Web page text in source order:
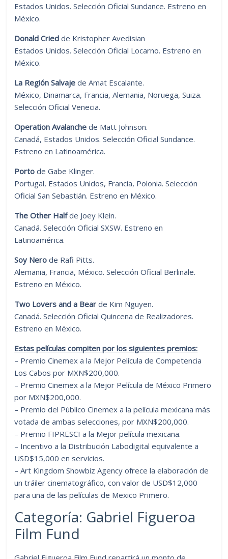
Estados Unidos. Selección Oficial Sundance. Estreno en
México.
Donald Cried de Kristopher Avedisian
Estados Unidos. Selección Oficial Locarno. Estreno en
México.
La Región Salvaje de Amat Escalante.
México, Dinamarca, Francia, Alemania, Noruega, Suiza.
Selección Oficial Venecia.
Operation Avalanche de Matt Johnson.
Canadá, Estados Unidos. Selección Oficial Sundance.
Estreno en Latinoamérica.
Porto de Gabe Klinger.
Portugal, Estados Unidos, Francia, Polonia. Selección
Oficial San Sebastián. Estreno en México.
The Other Halfde Joey Klein.
Canadá. Selección Oficial SXSW. Estreno en
Latinoamérica.
Soy Nero de Rafi Pitts.
Alemania, Francia, México. Selección Oficial Berlinale.
Estreno en México.
Two Lovers and a Bear de Kim Nguyen.
Canadá. Selección Oficial Quincena de Realizadores.
Estreno en México.
Estas películas compiten por los siguientes premios:
– Premio Cinemex a la Mejor Película de Competencia
Los Cabos por MXN$200,000.
– Premio Cinemex a la Mejor Película de México Primero
por MXN$200,000.
– Premio del Público Cinemex a la película mexicana más
votada de ambas selecciones, por MXN$200,000.
– Premio FIPRESCI a la Mejor película mexicana.
– Incentivo a la Distribución Labodigital equivalente a
USD$15,000 en servicios.
– Art Kingdom Showbiz Agency ofrece la elaboración de
un tráiler cinematográfico, con valor de USD$12,000
para una de las películas de Mexico Primero.
Categoría: Gabriel Figueroa
Film Fund